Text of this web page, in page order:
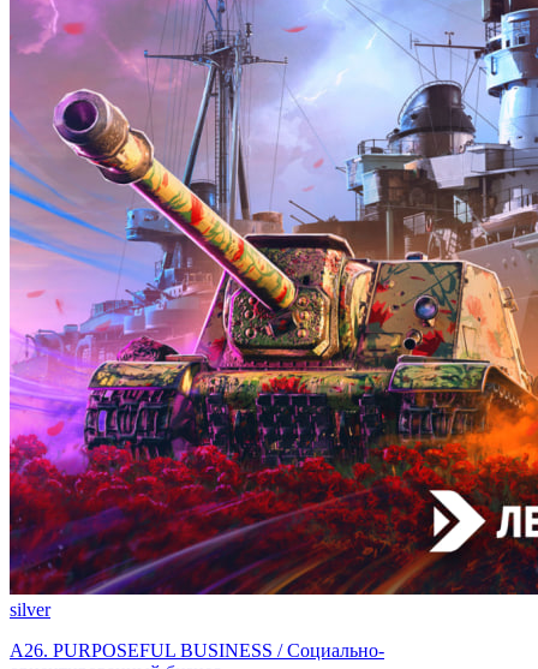
silver
A26. PURPOSEFUL BUSINESS / Социально-